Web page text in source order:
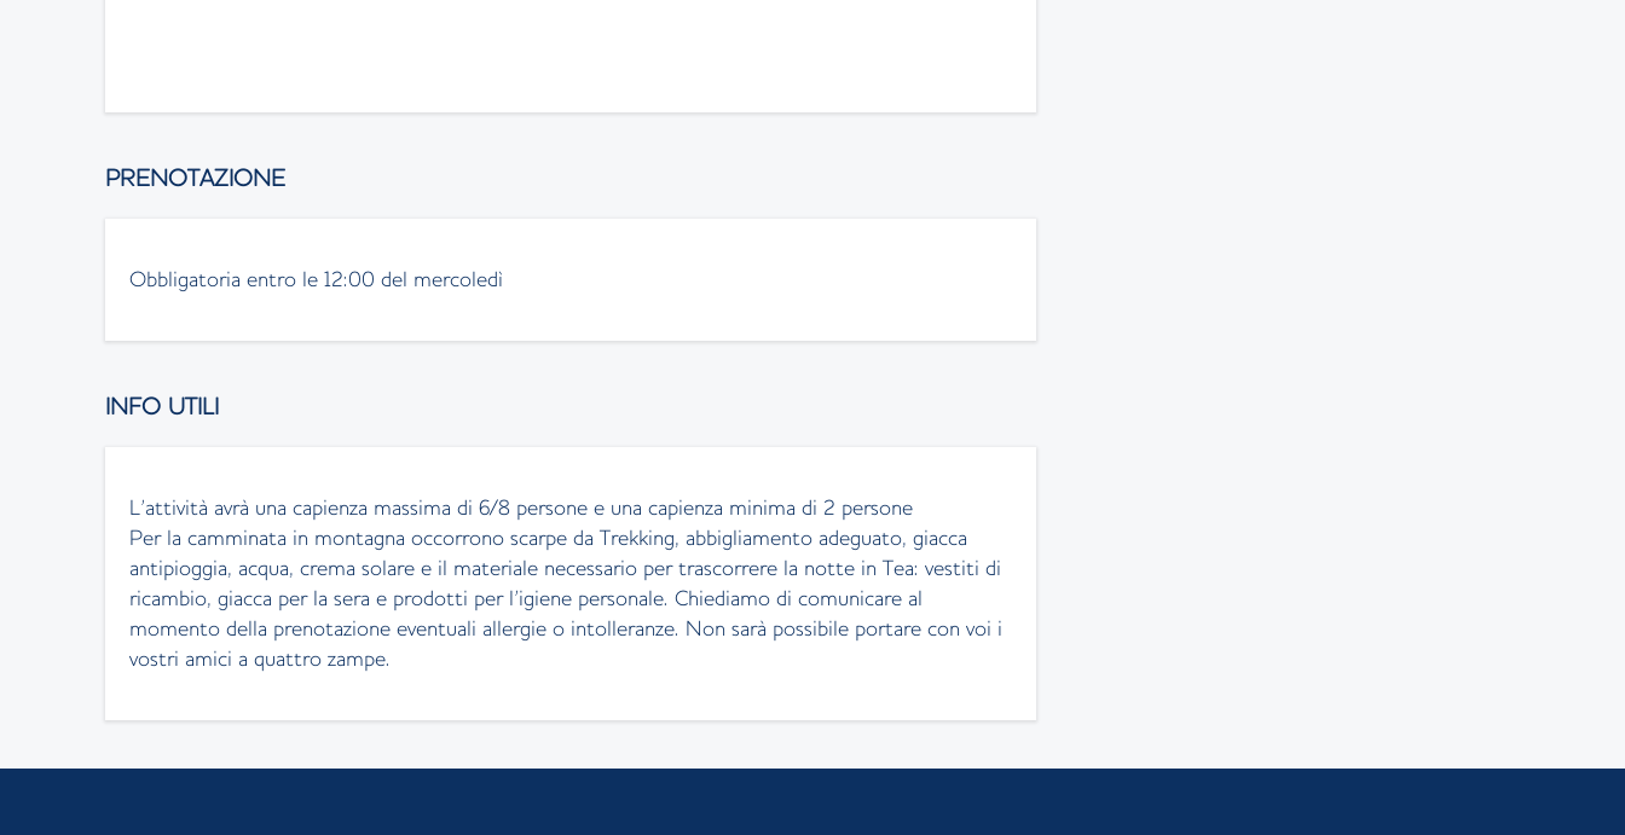
PRENOTAZIONE
Obbligatoria entro le 12:00 del mercoledì
INFO UTILI
L’attività avrà una capienza massima di 6/8 persone e una capienza minima di 2 persone
Per la camminata in montagna occorrono scarpe da Trekking, abbigliamento adeguato, giacca
antipioggia, acqua, crema solare e il materiale necessario per trascorrere la notte in Tea: vestiti di
ricambio, giacca per la sera e prodotti per l’igiene personale. Chiediamo di comunicare al
momento della prenotazione eventuali allergie o intolleranze. Non sarà possibile portare con voi i
vostri amici a quattro zampe.